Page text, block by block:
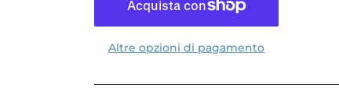
Altre opzioni di pagamento